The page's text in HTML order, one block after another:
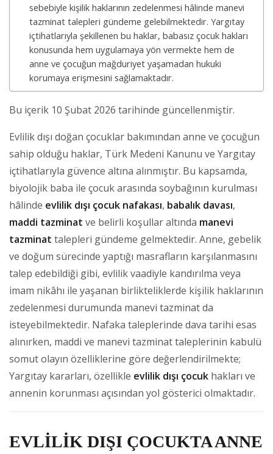
sebebiyle kişilik haklarının zedelenmesi hâlinde manevi
tazminat talepleri gündeme gelebilmektedir. Yargıtay
içtihatlarıyla şekillenen bu haklar, babasız çocuk hakları
konusunda hem uygulamaya yön vermekte hem de
anne ve çocuğun mağduriyet yaşamadan hukuki
korumaya erişmesini sağlamaktadır.
Bu içerik 10 Şubat 2026 tarihinde güncellenmiştir.
Evlilik dışı doğan çocuklar bakımından anne ve çocuğun
sahip olduğu haklar, Türk Medeni Kanunu ve Yargıtay
içtihatlarıyla güvence altına alınmıştır. Bu kapsamda,
biyolojik baba ile çocuk arasında soybağının kurulması
hâlinde evlilik dışı çocuk nafakası, babalık davası,
maddi tazminat ve belirli koşullar altında manevi
tazminat talepleri gündeme gelmektedir. Anne, gebelik
ve doğum sürecinde yaptığı masrafların karşılanmasını
talep edebildiği gibi, evlilik vaadiyle kandırılma veya
imam nikâhı ile yaşanan birlikteliklerde kişilik haklarının
zedelenmesi durumunda manevi tazminat da
isteyebilmektedir. Nafaka taleplerinde dava tarihi esas
alınırken, maddi ve manevi tazminat taleplerinin kabulü
somut olayın özelliklerine göre değerlendirilmekte;
Yargıtay kararları, özellikle evlilik dışı çocuk hakları ve
annenin korunması açısından yol gösterici olmaktadır.
EVLİLİK DIŞI ÇOCUKTA ANNE